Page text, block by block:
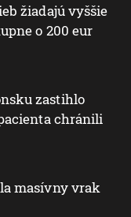
žiadajú vyššie
o 200 eur
zastihlo
chránili
masívny vrak